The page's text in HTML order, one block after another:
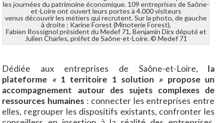
les journées du patrimoine économique. 109 entreprises de Saône-
et-Loire ont ouvert leurs portes à 4.000 visiteurs
venus découvrir les métiers qui recrutent. Sur la photo, de gauche
à droite : Karine Forest (Minoterie Forest),
Fabien Rossignol président du Medef 71, Benjamin Dirx député et
Julien Charles, préfet de Saône-et-Loire. © Medef 71
Dédiée aux entreprises de Saône-et-Loire, la
plateforme « 1 territoire 1 solution » propose un
accompagnement autour des sujets complexes de
ressources humaines : connecter les entreprises entre
elles, regrouper les dispositifs existants, confronter les